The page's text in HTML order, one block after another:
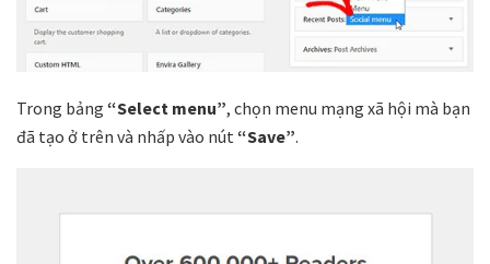
Trong bảng “Select menu”, chọn menu mạng xã hội mà bạn
đã tạo ở trên và nhấp vào nút “Save”.